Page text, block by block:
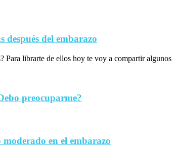
después del embarazo
Para librarte de ellos hoy te voy a compartir algunos
preocuparme?
en el embarazo